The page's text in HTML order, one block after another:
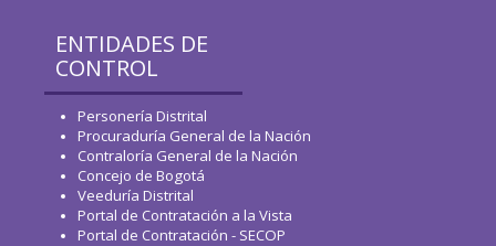
ENTIDADES DE
CONTROL
Personería Distrital
Procuraduría General de la Nación
Contraloría General de la Nación
Concejo de Bogotá
Veeduría Distrital
Portal de Contratación a la Vista
Portal de Contratación - SECOP